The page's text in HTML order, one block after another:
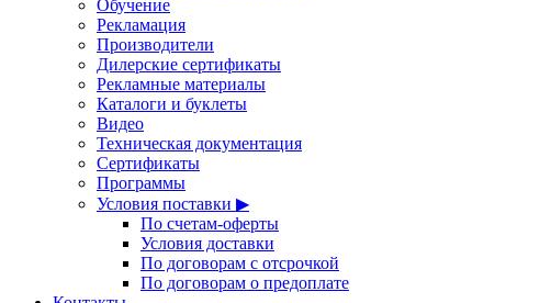
Обучение
Рекламация
Производители
Дилерские сертификаты
Рекламные материалы
Каталоги и буклеты
Видео
Техническая документация
Сертификаты
Программы
Условия поставки ▶
По счетам-оферты
Условия доставки
По договорам с отсрочкой
По договорам о предоплате